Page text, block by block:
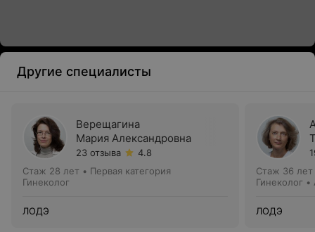
Другие специалисты
Верещагина
Мария Александровна
23 отзыва
4.8
Стаж 28 лет • Первая категория
Гинеколог
ЛОДЭ
Стаж 36 лет
Гинеколог
ЛОДЭ